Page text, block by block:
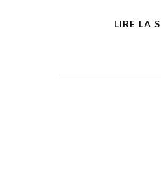
LIRE LA